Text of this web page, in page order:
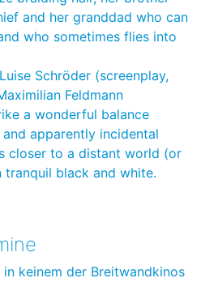
and her granddad who can
who sometimes flies into
Schröder (screenplay,
Feldmann
a wonderful balance
apparently incidental
closer to a distant world (or
black and white.
keinem der Breitwandkinos